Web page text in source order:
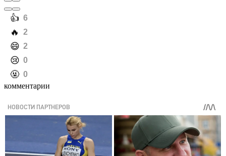
️👍 6
️🔥 2
️😄 2
️😢 0
️🤬 0
комментарии